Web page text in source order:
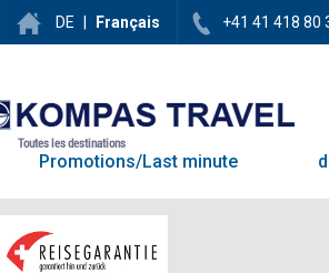
DE Français +41 41 418 80
Toutes les destinations
Promotions/Last minute